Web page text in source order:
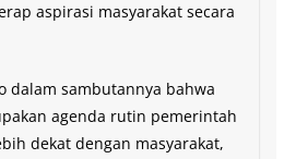
aspirasi masyarakat secara
dalam sambutannya bahwa
agenda rutin pemerintah
dekat dengan masyarakat,